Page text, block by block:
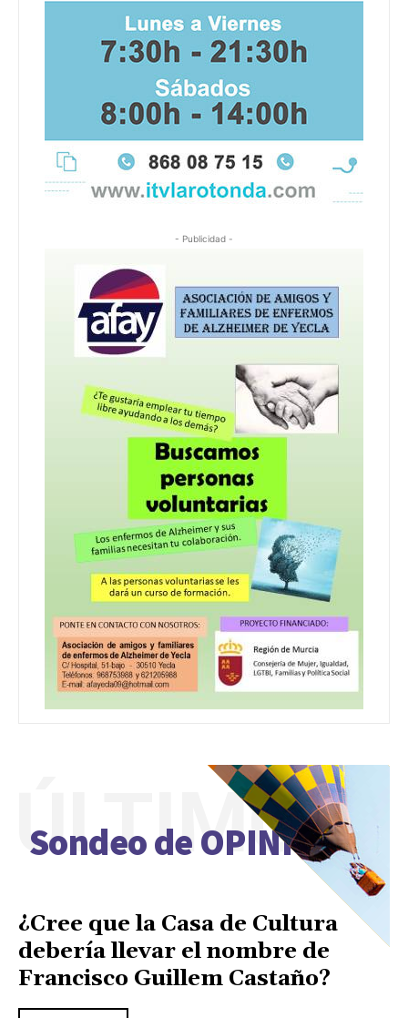
- Publicidad -
Sondeo de OPINIÓN
ÚLTIMO
¿Cree que la Casa de Cultura
debería llevar el nombre de
Francisco Guillem Castaño?